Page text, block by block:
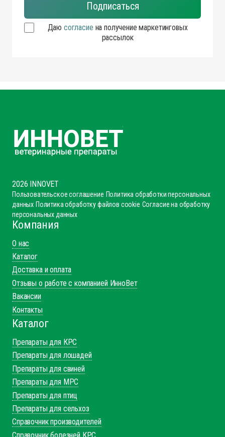
Даю согласие на получение маркетинговых
рассылок
2026 INNOVET
Пользовательское соглашение Политика обработки персональных
данных Политика обработку файлов cookie Согласие на обработку
персональных данных
Компания
О нас
Каталог
Доставка и оплата
Отзывы о работе с компанией ИнноВет
Вакансии
Контакты
Каталог
Препараты для КРС
Препараты для лошадей
Препараты для свиней
Препараты для МРС
Препараты для птиц
Препараты для сельхоз
Справочник производителей